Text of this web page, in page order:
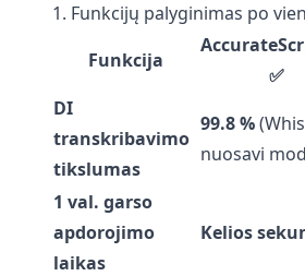
1. Funkcijų palyginimas po
Funkcija
✅
DI
transkribavimo
tikslumas
99.8 %
nuosavi
1 val. garso
apdorojimo
laikas
Kelios